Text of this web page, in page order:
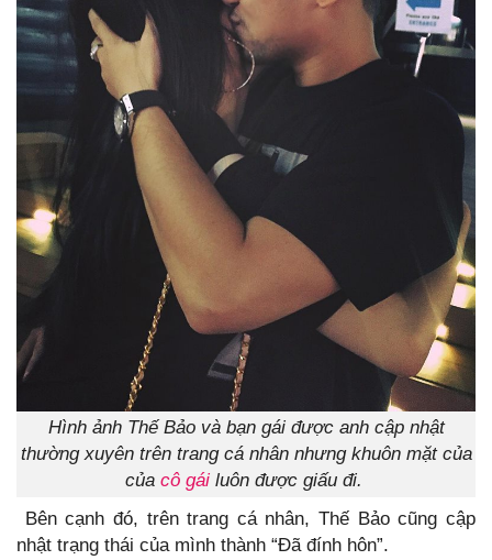
Hình ảnh Thế Bảo và bạn gái được anh cập nhật
thường xuyên trên trang cá nhân nhưng khuôn mặt của
của cô gáiluôn được giấu đi.
Bên cạnh đó, trên trang cá nhân, Thế Bảo cũng cập
nhật trạng thái của mình thành “Đã đính hôn”.